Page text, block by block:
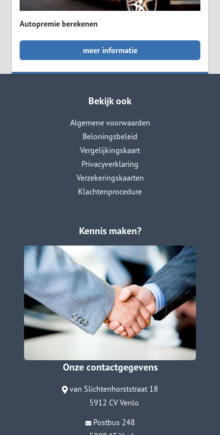
Autopremie berekenen
meer informatie
Bekijk ook
Algemene voorwaarden
Beloningsbeleid
Vergelijkingskaart
Privacyverklaring
Verzekeringskaarten
Klachtenprocedure
Kennis maken?
Onze contactgegevens
van Slichtenhorststraat 18
5912 CV Venlo
Postbus 248